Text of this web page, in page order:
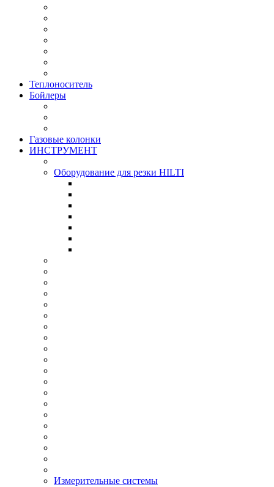
Теплоноситель
Бойлеры
Газовые колонки
ИНСТРУМЕНТ
Оборудование для резки HILTI
Измерительные системы